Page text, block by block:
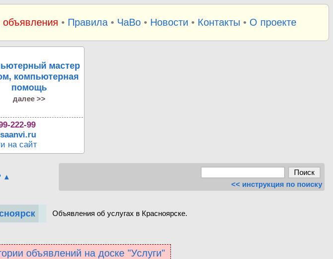
• Правила• ЧаВо• Новости • Контакты • О проекте
мастер
компьютерная
помощь
далее >>
222-99
на сайт
▲
<< инструкция по поиску
Объявления об услугах в Красноярске.
объявлений на доске "Услуги"